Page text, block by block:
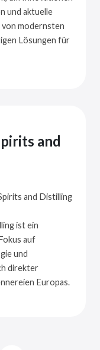
und aktuelle
von modernsten
Lösungen für
and
and Distilling
ist ein
auf
und
direkter
Europas.